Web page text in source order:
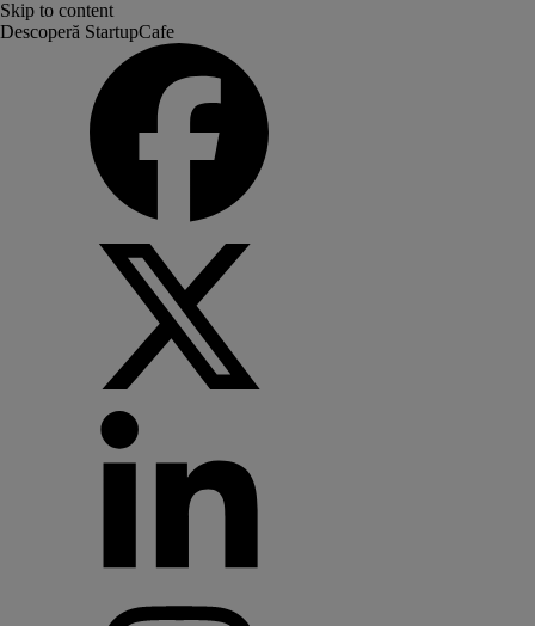
Skip to content
Descoperă StartupCafe